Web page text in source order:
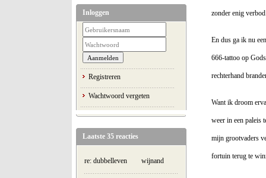
Inloggen
Registreren
Wachtwoord vergeten
Laatste 35 reacties
re: dubbelleven wijnand
zonder enig
En dus ga ik nu een
666-tattoo op Gods
rechterhand
Want ik droom
weer in een paleis
mijn grootvaders
fortuin terug te